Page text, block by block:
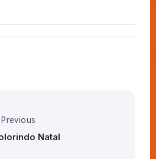
Previous
Natal